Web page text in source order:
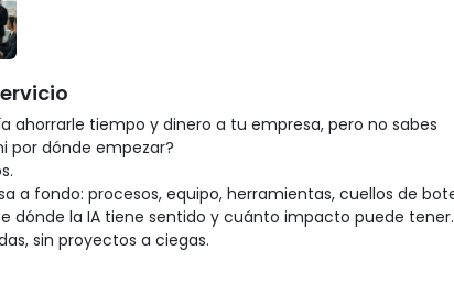
ahorrarle tiempo y dinero a tu empresa, pero no sabes
por dónde empezar?
a fondo: procesos, equipo, herramientas, cuellos de
dónde la IA tiene sentido y cuánto impacto puede
sin proyectos a ciegas.